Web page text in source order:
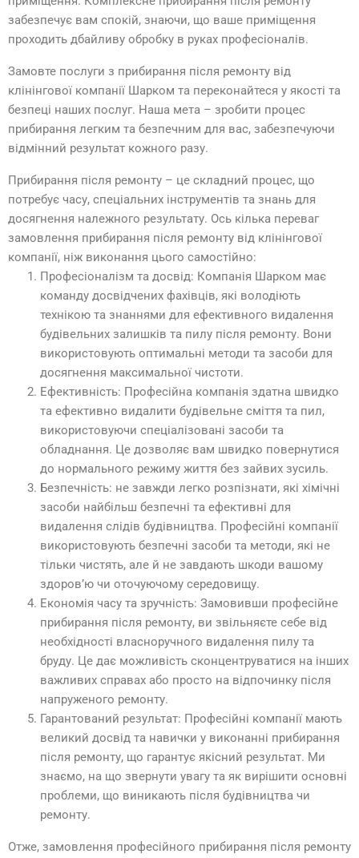
забезпечує вам спокій, знаючи, що ваше приміщення
проходить дбайливу обробку в руках професіоналів.
Замовте послуги з прибирання після ремонту від
клінінгової компанії Шарком та переконайтеся у якості та
безпеці наших послуг. Наша мета – зробити процес
прибирання легким та безпечним для вас, забезпечуючи
відмінний результат кожного разу.
Прибирання після ремонту – це складний процес, що
потребує часу, спеціальних інструментів та знань для
досягнення належного результату. Ось кілька переваг
замовлення прибирання після ремонту від клінінгової
компанії, ніж виконання цього самостійно:
Професіоналізм та досвід: Компанія Шарком має
команду досвідчених фахівців, які володіють
технікою та знаннями для ефективного видалення
будівельних залишків та пилу після ремонту. Вони
використовують оптимальні методи та засоби для
досягнення максимальної чистоти.
Ефективність: Професійна компанія здатна швидко
та ефективно видалити будівельне сміття та пил,
використовуючи спеціалізовані засоби та
обладнання. Це дозволяє вам швидко повернутися
до нормального режиму життя без зайвих зусиль.
Безпечність: не завжди легко розпізнати, які хімічні
засоби найбільш безпечні та ефективні для
видалення слідів будівництва. Професійні компанії
використовують безпечні засоби та методи, які не
тільки чистять, але й не завдають шкоди вашому
здоров’ю чи оточуючому середовищу.
Економія часу та зручність: Замовивши професійне
прибирання після ремонту, ви звільняєте себе від
необхідності власноручного видалення пилу та
бруду. Це дає можливість сконцентруватися на інших
важливих справах або просто на відпочинку після
напруженого ремонту.
Гарантований результат: Професійні компанії мають
великий досвід та навички у виконанні прибирання
після ремонту, що гарантує якісний результат. Ми
знаємо, на що звернути увагу та як вирішити основні
проблеми, що виникають після будівництва чи
ремонту.
Отже, замовлення професійного прибирання після ремонту